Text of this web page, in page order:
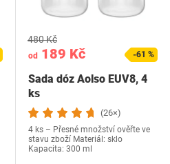
od 189 Kč
480 Kč
-61 %
Sada dóz Aolso EUV8, 4
ks
(26×)
4 ks – Přesné množství ověřte ve
stavu zboží Materiál: sklo
Kapacita: 300 ml